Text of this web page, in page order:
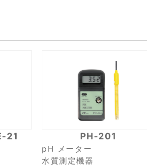
21 PH-201
pH メーター
水質測定機器